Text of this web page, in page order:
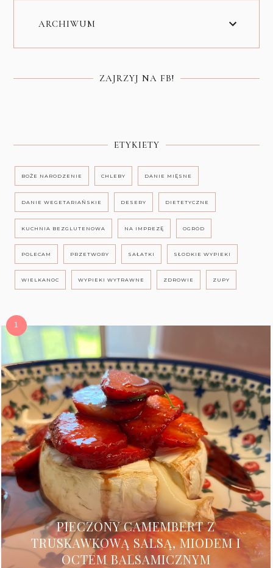
ARCHIWUM
ZAJRZYJ NA FB!
ETYKIETY
BOŻE NARODZENIE CHLEBY DANIE MIĘSNE
DANIE WEGETARIAŃSKIE DESERY DIETETYCZNE
KUCHNIA BEZGLUTENOWA NA IMPREZĘ OGRÓD
POLECAM PRZETWORY SAŁATKI SŁODKIE WYPIEKI
WIELKANOC WYPIEKI WYTRAWNE ZDROWIE ZUPY
PIECZONY CAMEMBERT Z
TRUSKAWKOWĄ SALSĄ, MIODEM I
OCTEM BALSAMICZNYM